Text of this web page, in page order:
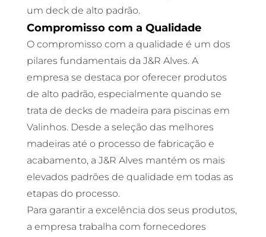
um deck de alto padrão.
Compromisso com a Qualidade
O compromisso com a qualidade é um dos
pilares fundamentais da J&R Alves. A
empresa se destaca por oferecer produtos
de alto padrão, especialmente quando se
trata de decks de madeira para piscinas em
Valinhos. Desde a seleção das melhores
madeiras até o processo de fabricação e
acabamento, a J&R Alves mantém os mais
elevados padrões de qualidade em todas as
etapas do processo.
Para garantir a excelência dos seus produtos,
a empresa trabalha com fornecedores